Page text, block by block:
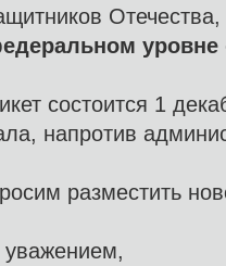
уровне
состоится 1
напротив
разместить